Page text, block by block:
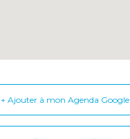
+ Ajouter à mon Agenda Google